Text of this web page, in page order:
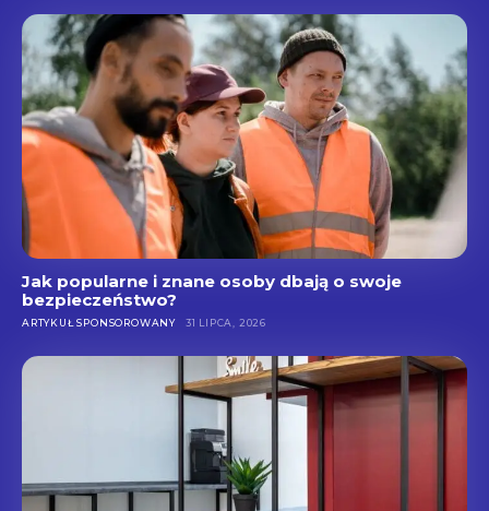
Jak popularne i znane osoby dbają o swoje
bezpieczeństwo?
ARTYKUŁ SPONSOROWANY 31 LIPCA, 2026